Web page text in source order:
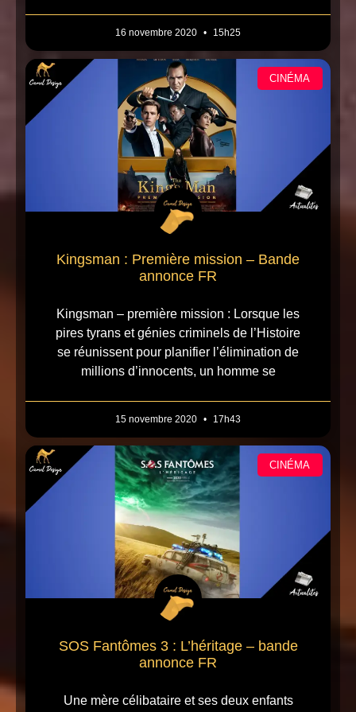
16 novembre 2020 15h25
CINÉMA
Kingsman : Première mission – Bande
annonce FR
Kingsman – première mission : Lorsque les
pires tyrans et génies criminels de l’Histoire
se réunissent pour planifier l’élimination de
millions d’innocents, un homme se
15 novembre 2020 17h43
CINÉMA
SOS Fantômes 3 : L’héritage – bande
annonce FR
Une mère célibataire et ses deux enfants